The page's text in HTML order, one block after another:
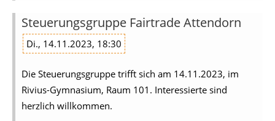
Steuerungsgruppe Fairtrade Attendorn
Di., 14.11.2023, 18:30
Die Steuerungsgruppe trifft sich am 14.11.2023, im
Rivius-Gymnasium, Raum 101. Interessierte sind
herzlich willkommen.